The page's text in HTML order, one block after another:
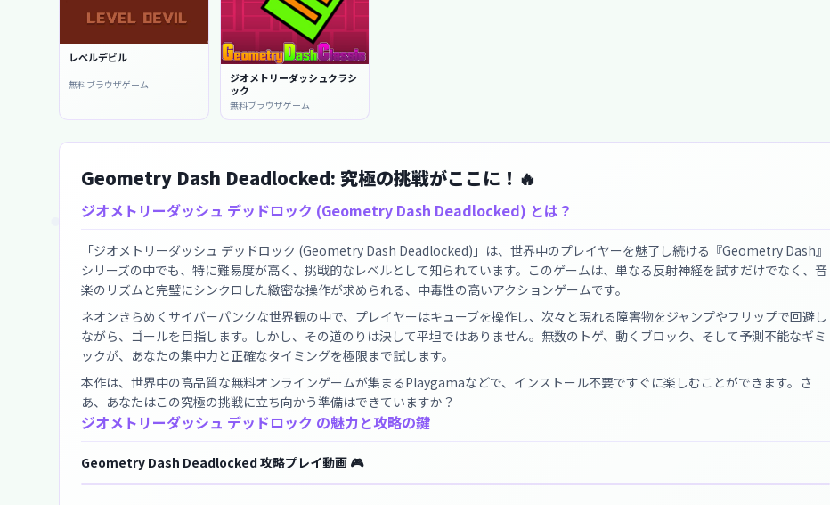
レベルデビル
無料ブラウザゲーム
ジオメトリーダッシュクラシ
ック
無料ブラウザゲーム
Geometry Dash Deadlocked: 究極の挑戦がここに！🔥
ジオメトリーダッシュ デッドロック (Geometry Dash Deadlocked) とは？
「ジオメトリーダッシュ デッドロック (Geometry Dash Deadlocked)」は、世界中のプレイヤーを魅了し続ける『Geometry Dash』
シリーズの中でも、特に難易度が高く、挑戦的なレベルとして知られています。このゲームは、単なる反射神経を試すだけでなく、音
楽のリズムと完璧にシンクロした緻密な操作が求められる、中毒性の高いアクションゲームです。
ネオンきらめくサイバーパンクな世界観の中で、プレイヤーはキューブを操作し、次々と現れる障害物をジャンプやフリップで回避し
ながら、ゴールを目指します。しかし、その道のりは決して平坦ではありません。無数のトゲ、動くブロック、そして予測不能なギミ
ックが、あなたの集中力と正確なタイミングを極限まで試します。
本作は、世界中の高品質な無料オンラインゲームが集まるPlaygamaなどで、インストール不要ですぐに楽しむことができます。さ
あ、あなたはこの究極の挑戦に立ち向かう準備はできていますか？
ジオメトリーダッシュ デッドロック の魅力と攻略の鍵
Geometry Dash Deadlocked 攻略プレイ動画 🎮